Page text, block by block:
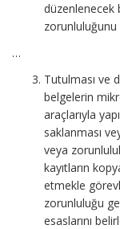
düzenlenecek
zorunluluğunu
…
Tutulması ve
belgelerin
araçlarıyla
saklanması
veya
kayıtların
etmekle
zorunluluğu
esaslarını